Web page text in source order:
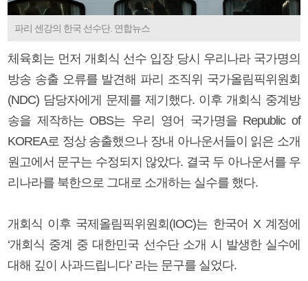
파리 센강의 한국 선수단. 연합뉴스
체육회는 먼저 개회식 선수 입장 당시 우리나라 국가명의
방송 송출 오류를 발견해 파리 조직위 국가올림픽위원회
(NDC) 담당자에게 문제를 제기했다. 이후 개회식 중계방
송을 제작하는 OBS는 우리 영어 국가명을 Republic of
KOREA로 정상 송출했으나 장내 아나운서들이 읽은 소개
원고에서 문구는 수정되지 않았다. 결국 두 아나운서를 우
리나라를 북한으로 그대로 소개하는 실수를 했다.
개회식 이후 국제올림픽위원회(IOC)는 한국어 X 계정에
‘개회식 중계 중 대한민국 선수단 소개 시 발생한 실수에
대해 깊이 사과드립니다’ 라는 문구를 실었다.